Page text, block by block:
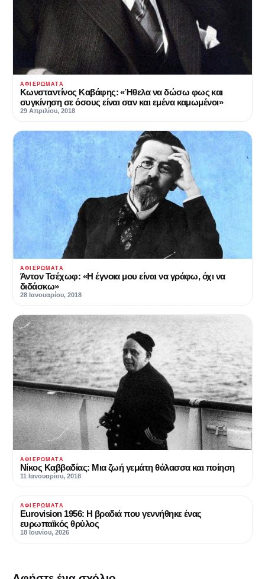
ΑΦΙΕΡΏΜΑΤΑ
Κωνσταντίνος Καβάφης: «Ήθελα να δώσω φως και
συγκίνηση σε όσους είναι σαν και εμένα καμωμένοι»
29 Απριλίου, 2018
ΑΦΙΕΡΏΜΑΤΑ
Άντον Τσέχωφ: «Η έγνοια μου είναι να γράφω, όχι να
διδάσκω»
28 Ιανουαρίου, 2018
ΑΦΙΕΡΏΜΑΤΑ
Νίκος Καββαδίας: Μια ζωή γεμάτη θάλασσα και ποίηση
11 Ιανουαρίου, 2018
ΑΦΙΕΡΏΜΑΤΑ
Eurovision 1956: Η βραδιά που γεννήθηκε ένας
ευρωπαϊκός θρύλος
18 Ιουνίου, 2026